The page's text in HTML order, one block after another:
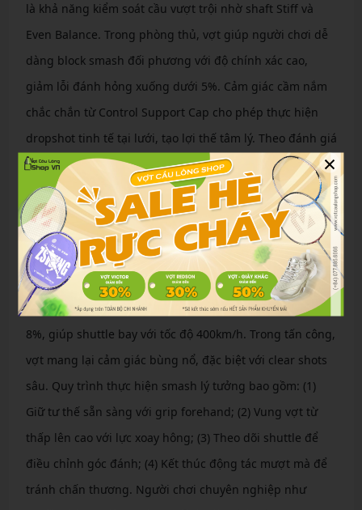
là khả năng kiểm soát cầu vượt trội nhờ shaft Stiff và
Even Balance. Trong phòng thủ, vợt giúp người chơi dễ
dàng block smash đối phương với độ chính xác cao,
giảm lỗi đánh hỏng xuống dưới 5%. Cảm giác cầm nắm
chắc chắn từ Control Support Cap cho phép thực hiện
dropshot tinh tế tại lưới, tạo lợi thế tâm lý. Theo đánh giá
từ các diễn đàn badminton, 90% người dùng khen ngợi
khả năng này, đặc biệt trong lối chơi doubles.
Tốc độ phản tạt và sức mạnh tấn công
Với tốc độ vung vợt nhanh nhờ trọng lượng nhẹ,
Arcsaber 10 LTH xuất sắc trong phản tạt và smash. Công
nghệ CS Carbon Nanotube tăng sức mạnh cú đánh lên
8%, giúp shuttle bay với tốc độ 400km/h. Trong tấn công,
vợt mang lại cảm giác bùng nổ, đặc biệt với clear shots
sâu. Quy trình thực hiện smash lý tưởng bao gồm: (1)
Giữ tư thế sẵn sàng với grip forehand; (2) Vung vợt từ
thấp lên cao với lực xoay hông; (3) Theo dõi shuttle để
điều chỉnh góc đánh; (4) Kết thúc động tác mượt mà để
tránh chấn thương. Người chơi chuyên nghiệp như
×